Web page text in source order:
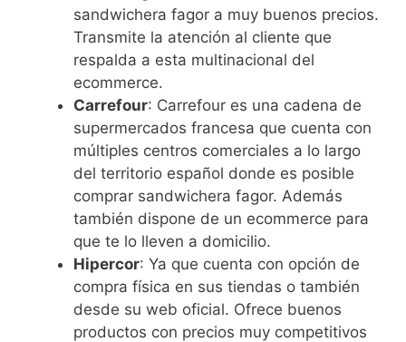
sandwichera fagor a muy buenos precios.
Transmite la atención al cliente que
respalda a esta multinacional del
ecommerce.
Carrefour: Carrefour es una cadena de
supermercados francesa que cuenta con
múltiples centros comerciales a lo largo
del territorio español donde es posible
comprar sandwichera fagor. Además
también dispone de un ecommerce para
que te lo lleven a domicilio.
Hipercor: Ya que cuenta con opción de
compra física en sus tiendas o también
desde su web oficial. Ofrece buenos
productos con precios muy competitivos